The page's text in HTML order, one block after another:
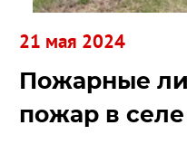
Пожарные
пожар в
21 мая 2024